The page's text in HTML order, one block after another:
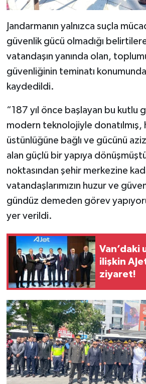
Jandarmanın yalnızca suçla
güvenlik gücü olmadığı
vatandaşın yanında olan,
güvenliğinin teminatı
kaydedildi.
“187 yıl önce başlayan bu kutlu
modern teknolojiyle donatılmış,
üstünlüğüne bağlı ve gücünü
alan güçlü bir yapıya
noktasından şehir merkezine
vatandaşlarımızın huzur ve
gündüz demeden görev
yer verildi.
Van’daki
ilişkin
ziyaret!